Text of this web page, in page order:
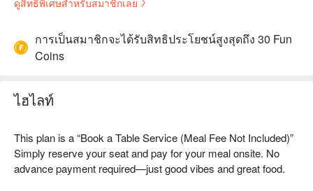
ดูสิทธิพิเศษสำหรับสมาชิกเลย
การเป็นสมาชิกจะได้รับสิทธิประโยชน์สูงสุดถึง 30 Fun
Coins
ไฮไลท์
This plan is a “Book a Table Service (Meal Fee Not Included)”
Simply reserve your seat and pay for your meal onsite. No
advance payment required—just good vibes and great food.